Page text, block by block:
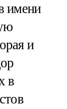
имени
и
в